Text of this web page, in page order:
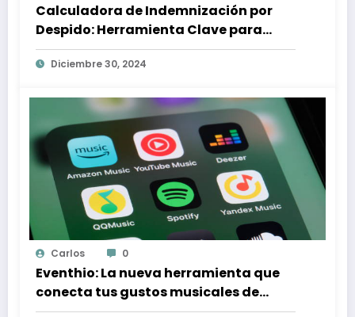
Calculadora de Indemnización por
Despido: Herramienta Clave para
Proteger tus Derechos Laborales
Diciembre 30, 2024
Carlos 0
Eventhio: La nueva herramienta que
conecta tus gustos musicales de
Spotify con conciertos en tu zona